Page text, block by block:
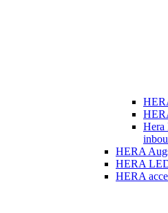
Hera
HERA
HERA
HERA